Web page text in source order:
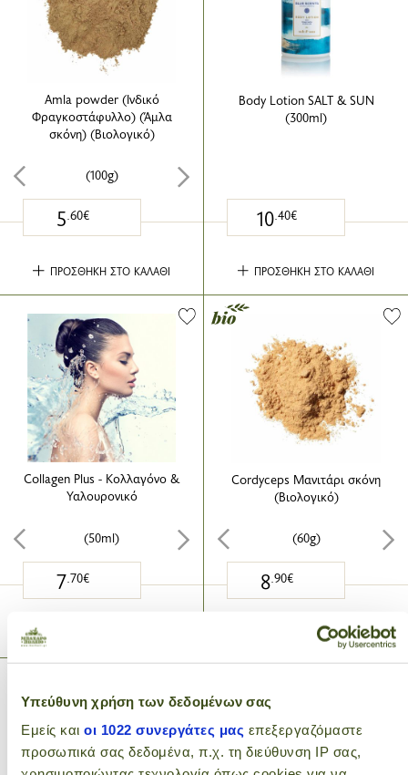
Υπεύθυνη χρήση των δεδομένων σας
Εμείς και οι 1022 συνεργάτες μας επεξεργαζόμαστε
προσωπικά σας δεδομένα, π.χ. τη διεύθυνση IP σας,
Amla powder (Ινδικό
Φραγκοστάφυλλο) (Άμλα
σκόνη) (Βιολογικό)
(100g)
5.60€
ΠΡΟΣΘΗΚΗ ΣΤΟ ΚΑΛΑΘΙ
Body Lotion SALT & SUN
(300ml)
10.40€
ΠΡΟΣΘΗΚΗ ΣΤΟ ΚΑΛΑΘΙ
Collagen Plus - Κολλαγόνο &
Υαλουρονικό
(50ml)
7.70€
Cordyceps Μανιτάρι σκόνη
(Βιολογικό)
(60g)
8.90€
ΠΡΟΣΘΗΚΗ ΣΤΟ ΚΑΛΑΘΙ